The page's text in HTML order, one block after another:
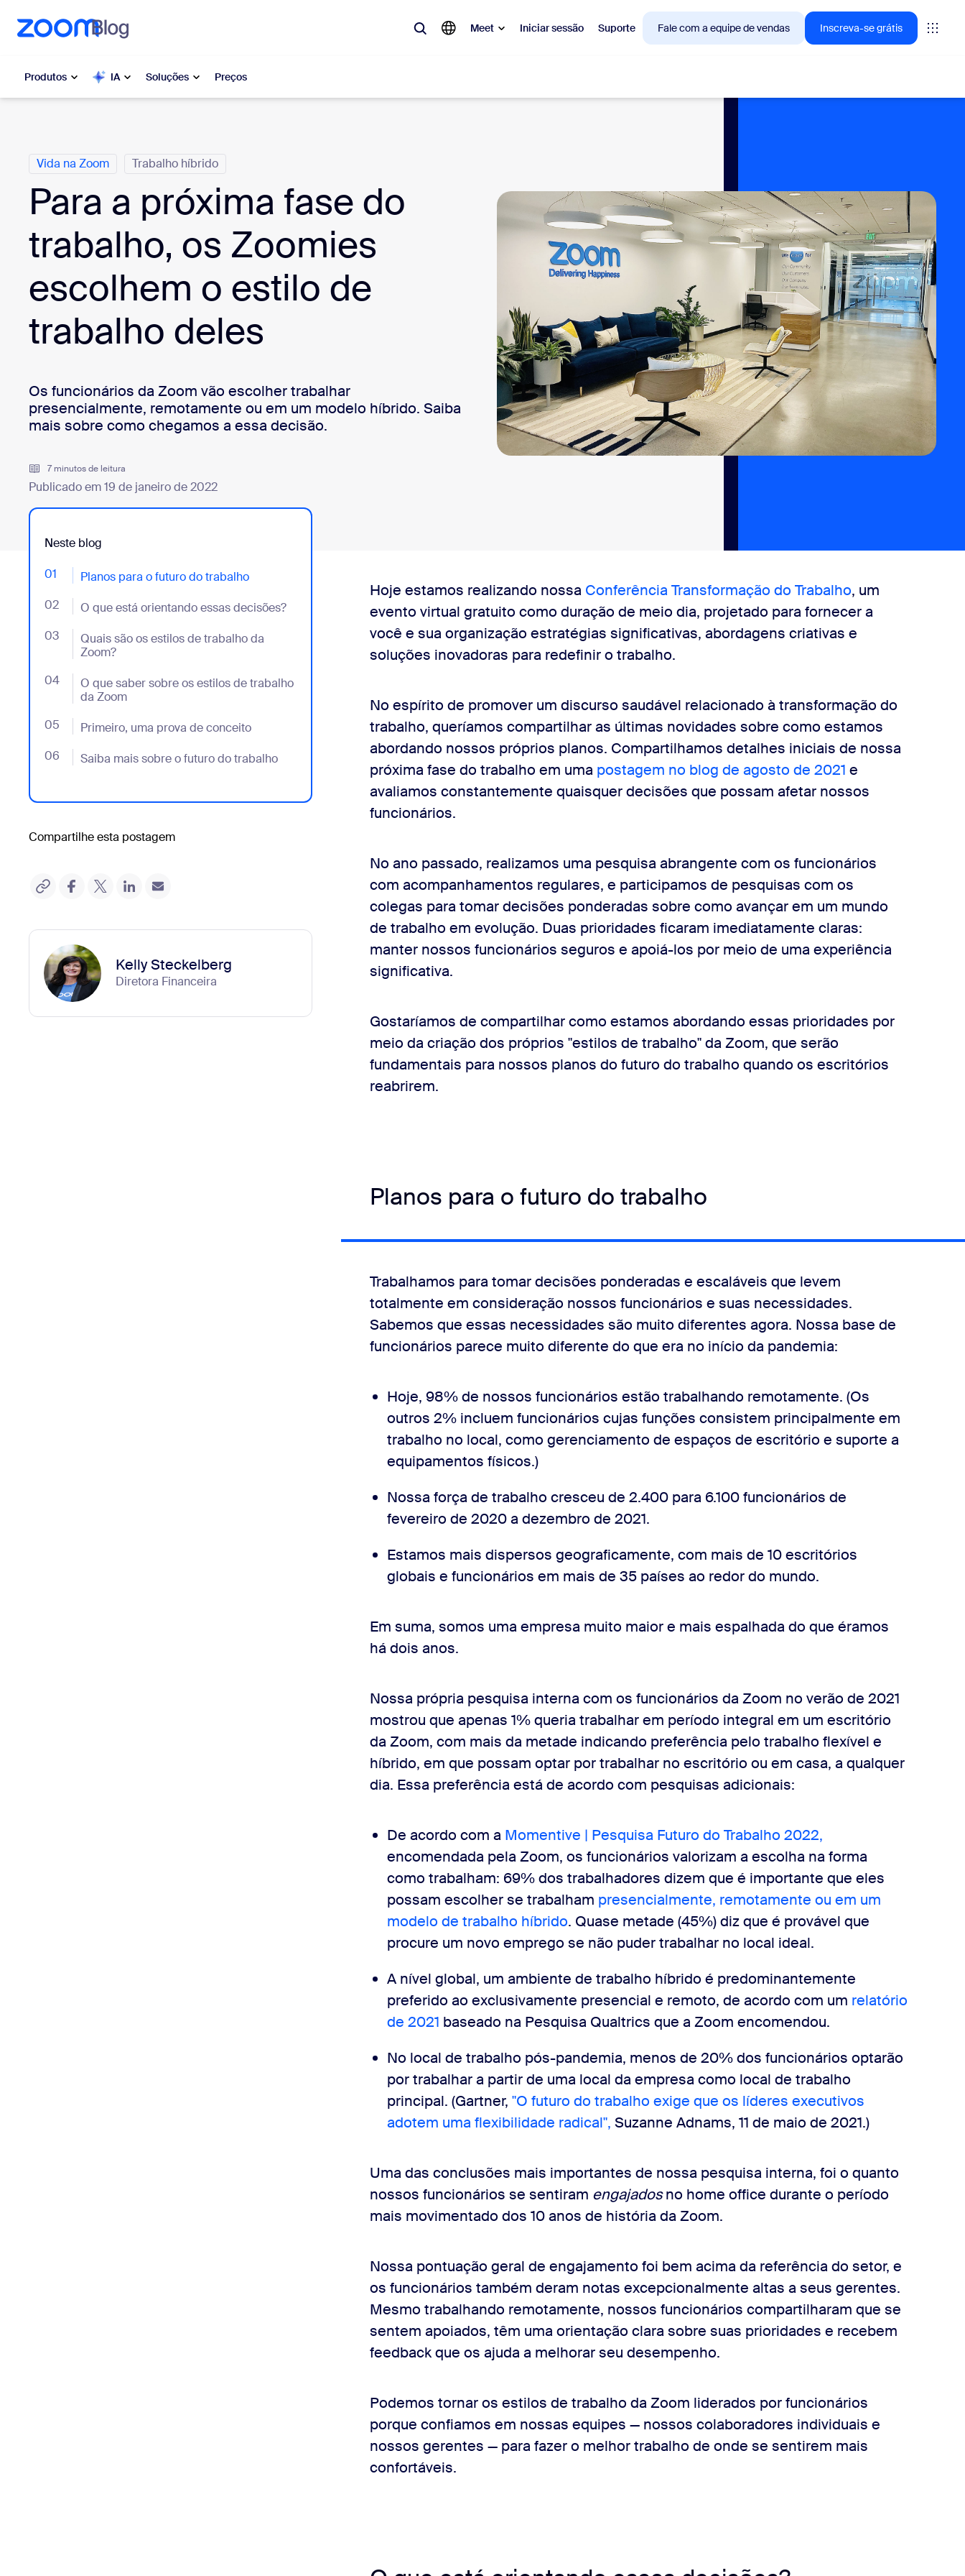
conteúdo principal
o chat de ajuda
Produtos IA Soluções Preços
Meet Iniciar sessão Suporte Fale com a equipe de vendas Inscreva-se grátis
Zoom Workplace
Serviços corporativos da Zoom
Zoom CX
Zoom AI
Desenvolvedores
My Notes Meetings
ZoomMate Rooms
Phone
Insights de CX
Instalar no computador Entre em contato
Categorias
Vida na Zoom Trabalho híbrido
Para a próxima fase do
trabalho, os Zoomies
escolhem o estilo de
trabalho deles
Os funcionários da Zoom vão escolher trabalhar
presencialmente, remotamente ou em um modelo híbrido. Saiba
mais sobre como chegamos a essa decisão.
7 minutos de leitura
Publicado em 19 de janeiro de 2022
Neste blog
01 Planos para o futuro do trabalho
- Jumplink to Planos para o futuro do trabalho
02 O que está orientando essas decisões?
- Jumplink to O que está orientando essas decisões?
03
Quais são os estilos de trabalho da
Zoom?
- Jumplink to Quais são os estilos de trabalho da Zoom?
04
O que saber sobre os estilos de trabalho
da Zoom
- Jumplink to O que saber sobre os estilos de trabalho da Zoom
05 Primeiro, uma prova de conceito
- Jumplink to Primeiro, uma prova de conceito
06 Saiba mais sobre o futuro do trabalho
- Jumplink to Saiba mais sobre o futuro do trabalho
Compartilhe esta postagem
Kelly Steckelberg
Diretora Financeira
Hoje estamos realizando nossa Conferência Transformação do Trabalho, um
evento virtual gratuito como duração de meio dia, projetado para fornecer a
você e sua organização estratégias significativas, abordagens criativas e
soluções inovadoras para redefinir o trabalho.
No espírito de promover um discurso saudável relacionado à transformação do
trabalho, queríamos compartilhar as últimas novidades sobre como estamos
abordando nossos próprios planos. Compartilhamos detalhes iniciais de nossa
próxima fase do trabalho em uma postagem no blog de agosto de 2021 e
avaliamos constantemente quaisquer decisões que possam afetar nossos
funcionários.
No ano passado, realizamos uma pesquisa abrangente com os funcionários
com acompanhamentos regulares, e participamos de pesquisas com os
colegas para tomar decisões ponderadas sobre como avançar em um mundo
de trabalho em evolução. Duas prioridades ficaram imediatamente claras:
manter nossos funcionários seguros e apoiá-los por meio de uma experiência
significativa.
Gostaríamos de compartilhar como estamos abordando essas prioridades por
meio da criação dos próprios "estilos de trabalho" da Zoom, que serão
fundamentais para nossos planos do futuro do trabalho quando os escritórios
reabrirem.
Planos para o futuro do trabalho
Trabalhamos para tomar decisões ponderadas e escaláveis que levem
totalmente em consideração nossos funcionários e suas necessidades.
Sabemos que essas necessidades são muito diferentes agora. Nossa base de
funcionários parece muito diferente do que era no início da pandemia:
Hoje, 98% de nossos funcionários estão trabalhando remotamente. (Os
outros 2% incluem funcionários cujas funções consistem principalmente em
trabalho no local, como gerenciamento de espaços de escritório e suporte a
equipamentos físicos.)
Nossa força de trabalho cresceu de 2.400 para 6.100 funcionários de
fevereiro de 2020 a dezembro de 2021.
Estamos mais dispersos geograficamente, com mais de 10 escritórios
globais e funcionários em mais de 35 países ao redor do mundo.
Em suma, somos uma empresa muito maior e mais espalhada do que éramos
há dois anos.
Nossa própria pesquisa interna com os funcionários da Zoom no verão de 2021
mostrou que apenas 1% queria trabalhar em período integral em um escritório
da Zoom, com mais da metade indicando preferência pelo trabalho flexível e
híbrido, em que possam optar por trabalhar no escritório ou em casa, a qualquer
dia. Essa preferência está de acordo com pesquisas adicionais:
De acordo com a Momentive | Pesquisa Futuro do Trabalho 2022,
encomendada pela Zoom, os funcionários valorizam a escolha na forma
como trabalham: 69% dos trabalhadores dizem que é importante que eles
possam escolher se trabalham presencialmente, remotamente ou em um
modelo de trabalho híbrido. Quase metade (45%) diz que é provável que
procure um novo emprego se não puder trabalhar no local ideal.
A nível global, um ambiente de trabalho híbrido é predominantemente
preferido ao exclusivamente presencial e remoto, de acordo com um relatório
de 2021 baseado na Pesquisa Qualtrics que a Zoom encomendou.
No local de trabalho pós-pandemia, menos de 20% dos funcionários optarão
por trabalhar a partir de uma local da empresa como local de trabalho
principal. (Gartner, "O futuro do trabalho exige que os líderes executivos
adotem uma flexibilidade radical", Suzanne Adnams, 11 de maio de 2021.)
Uma das conclusões mais importantes de nossa pesquisa interna, foi o quanto
nossos funcionários se sentiram engajadosno home office durante o período
mais movimentado dos 10 anos de história da Zoom.
Nossa pontuação geral de engajamento foi bem acima da referência do setor, e
os funcionários também deram notas excepcionalmente altas a seus gerentes.
Mesmo trabalhando remotamente, nossos funcionários compartilharam que se
sentem apoiados, têm uma orientação clara sobre suas prioridades e recebem
feedback que os ajuda a melhorar seu desempenho.
Podemos tornar os estilos de trabalho da Zoom liderados por funcionários
porque confiamos em nossas equipes — nossos colaboradores individuais e
nossos gerentes — para fazer o melhor trabalho de onde se sentirem mais
confortáveis.